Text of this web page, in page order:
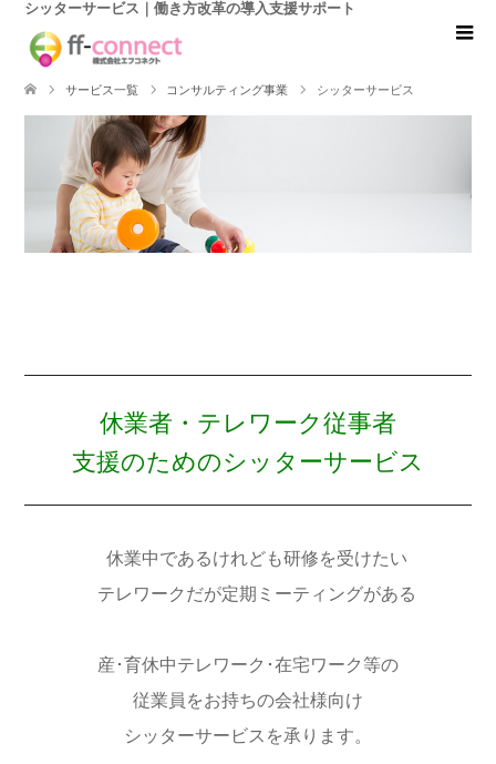
シッターサービス｜働き方改革の導入支援サポート
サービス一覧 コンサルティング事業 シッターサービス
休業者・テレワーク従事者
支援のためのシッターサービス
休業中であるけれども研修を受けたい
テレワークだが定期ミーティングがある
産･育休中テレワーク･在宅ワーク等の
従業員をお持ちの会社様向け
シッターサービスを承ります。